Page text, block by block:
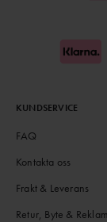
KUNDSERVICE
FAQ
Kontakta oss
Frakt & Leverans
Retur, Byte &